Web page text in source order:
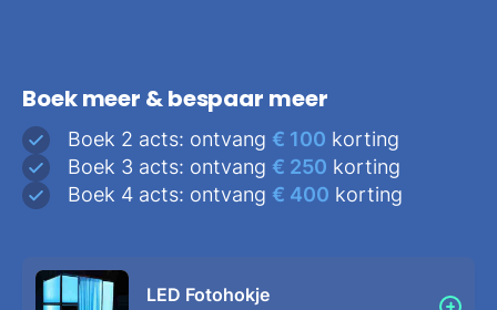
Boek meer & bespaar meer
Boek 2 acts: ontvang € 100 korting
Boek 3 acts: ontvang € 250 korting
Boek 4 acts: ontvang € 400 korting
LED Fotohokje